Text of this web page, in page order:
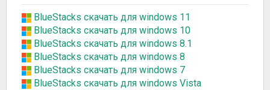
BlueStacks скачать для windows 11
BlueStacks скачать для windows 10
BlueStacks скачать для windows 8.1
BlueStacks скачать для windows 8
BlueStacks скачать для windows 7
BlueStacks скачать для windows Vista